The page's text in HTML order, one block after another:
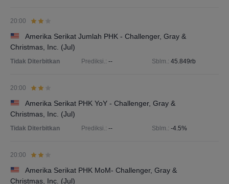
20:00
Amerika Serikat Jumlah PHK - Challenger, Gray &
Christmas, Inc. (Jul)
Tidak Diterbitkan Prediksi.: -- Sblm.: 45.849rb
20:00
Amerika Serikat PHK YoY - Challenger, Gray &
Christmas, Inc. (Jul)
Tidak Diterbitkan Prediksi.: -- Sblm.: -4.5%
20:00
Amerika Serikat PHK MoM- Challenger, Gray &
Christmas, Inc. (Jul)